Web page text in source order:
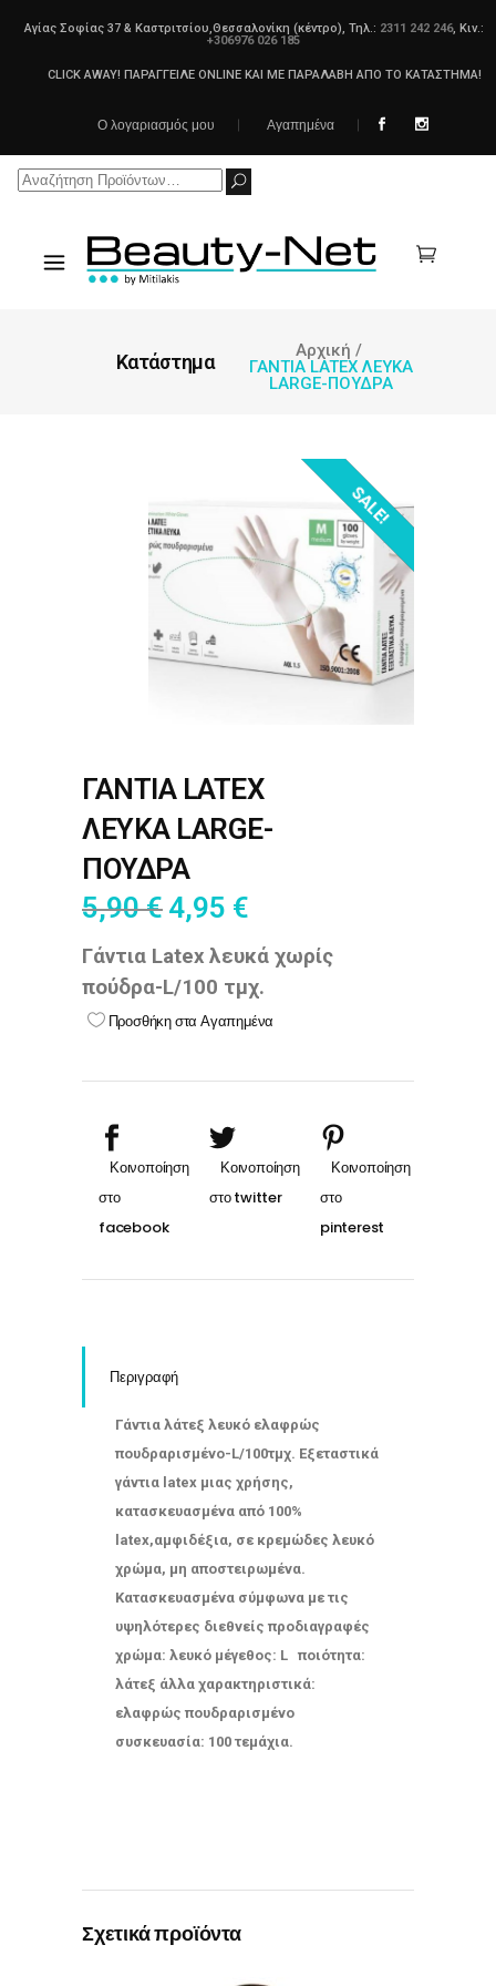
Αγίας Σοφίας 37 & Καστριτσίου,Θεσσαλονίκη (κέντρο), Τηλ.: 2311 242 246, Κιν.:
+306976 026 185
CLICK AWAY! ΠΑΡΑΓΓΕΙΛΕ ONLINE ΚΑΙ ΜΕ ΠΑΡΑΛΑΒΗ ΑΠΟ ΤΟ ΚΑΤΑΣΤΗΜΑ!
Ο λογαριασμός μου Αγαπημένα
Search
Κατάστημα Αρχική /
ΓΑΝΤΙΑ LATEX ΛΕΥΚΑ
LARGE-ΠΟΥΔΡΑ
OUT OF STOCK!
SALE!
ΓΑΝΤΙΑ LATEX
ΛΕΥΚΑ LARGE-
ΠΟΥΔΡΑ
5,90€ 4,95 €
Γάντια Latex λευκά χωρίς
πούδρα-L/100 τμχ.
Προσθήκη στα Αγαπημένα
Περιγραφή
Γάντια λάτεξ λευκό ελαφρώς
πουδραρισμένο-L/100τμχ. Εξεταστικά
γάντια latex μιας χρήσης,
κατασκευασμένα από 100%
latex,αμφιδέξια, σε κρεμώδες λευκό
χρώμα, μη αποστειρωμένα.
Kατασκευασμένα σύμφωνα με τις
υψηλότερες διεθνείς προδιαγραφές
χρώμα: λευκό μέγεθος: L ποιότητα:
λάτεξ άλλα χαρακτηριστικά:
ελαφρώς πουδραρισμένο
συσκευασία: 100 τεμάχια.
Σχετικά προϊόντα